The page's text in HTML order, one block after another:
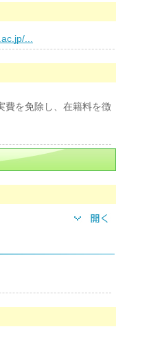
...
費を免除し、在籍料を徴